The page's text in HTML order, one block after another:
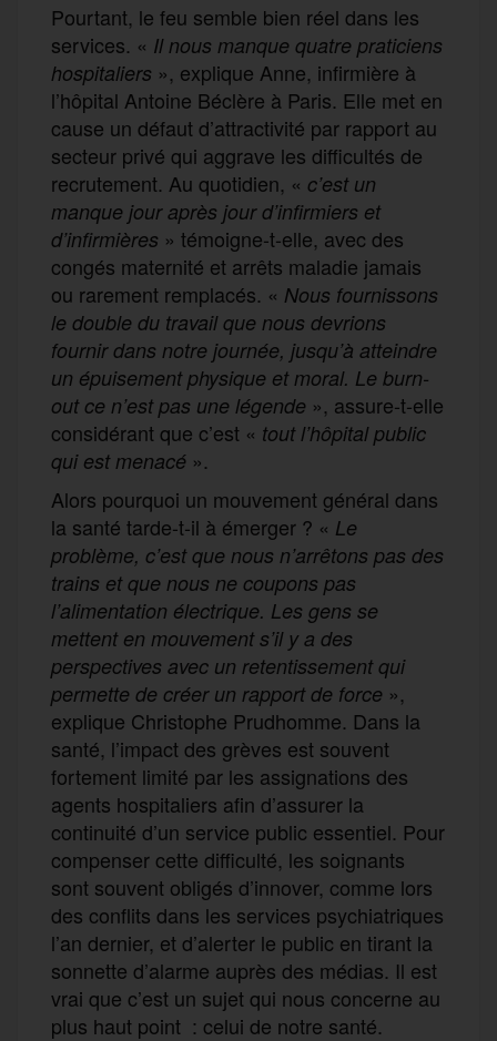
Pourtant, le feu semble bien réel dans les
services. « Il nous manque quatre praticiens
hospitaliers », explique Anne, infirmière à
l’hôpital Antoine Béclère à Paris. Elle met en
cause un défaut d’attractivité par rapport au
secteur privé qui aggrave les difficultés de
recrutement. Au quotidien, « c’est un
manque jour après jour d’infirmiers et
d’infirmières » témoigne-t-elle, avec des
congés maternité et arrêts maladie jamais
ou rarement remplacés. « Nous fournissons
le double du travail que nous devrions
fournir dans notre journée, jusqu’à atteindre
un épuisement physique et moral. Le burn-
out ce n’est pas une légende », assure-t-elle
considérant que c’est « tout l’hôpital public
qui est menacé ».
Alors pourquoi un mouvement général dans
la santé tarde-t-il à émerger ? « Le
problème, c’est que nous n’arrêtons pas des
trains et que nous ne coupons pas
l’alimentation électrique. Les gens se
mettent en mouvement s’il y a des
perspectives avec un retentissement qui
permette de créer un rapport de force »,
explique Christophe Prudhomme. Dans la
santé, l’impact des grèves est souvent
fortement limité par les assignations des
agents hospitaliers afin d’assurer la
continuité d’un service public essentiel. Pour
compenser cette difficulté, les soignants
sont souvent obligés d’innover, comme lors
des conflits dans les services psychiatriques
l’an dernier, et d’alerter le public en tirant la
sonnette d’alarme auprès des médias. Il est
vrai que c’est un sujet qui nous concerne au
plus haut point : celui de notre santé.